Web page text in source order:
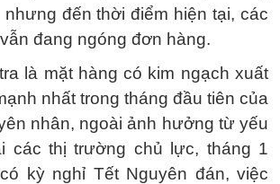
đến thời điểm hiện tại, các
đang ngóng đơn hàng.
là mặt hàng có kim ngạch xuất
nhất trong tháng đầu tiên của
nhân, ngoài ảnh hưởng từ yếu
các thị trường chủ lực, tháng 1
kỳ nghỉ Tết Nguyên đán, việc